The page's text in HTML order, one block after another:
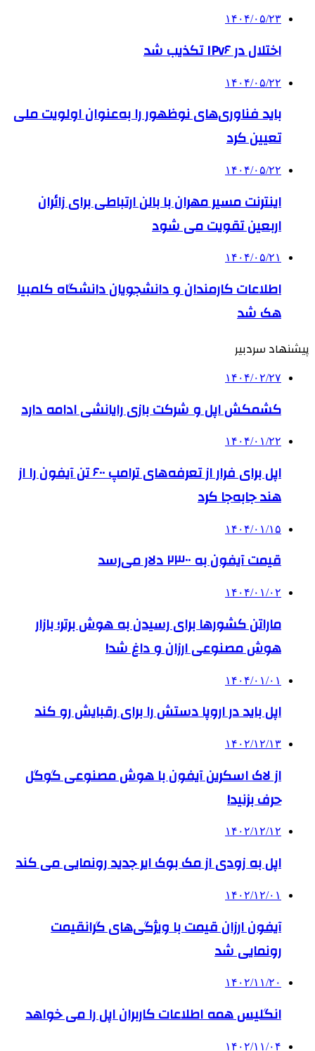
۱۴۰۴/۰۵/۲۳
اختلال در IPv۶ تکذیب شد
۱۴۰۴/۰۵/۲۲
باید فناوری‌های نوظهور را به‌عنوان اولویت ملی
تعیین کرد
۱۴۰۴/۰۵/۲۲
اینترنت مسیر مهران با بالن ارتباطی برای زائران
اربعین تقویت می شود
۱۴۰۴/۰۵/۲۱
اطلاعات کارمندان و دانشجویان دانشگاه کلمبیا
هک شد
پیشنهاد سردبیر
۱۴۰۴/۰۲/۲۷
کشمکش اپل و شرکت بازی رایانشی ادامه دارد
۱۴۰۴/۰۱/۲۲
اپل برای فرار از تعرفه‌های ترامپ ۶۰۰ تن آیفون را از
هند جابه‌جا کرد
۱۴۰۴/۰۱/۱۵
قیمت آیفون به ۲۳۰۰ دلار می‌رسد
۱۴۰۴/۰۱/۰۲
ماراتن کشورها برای رسیدن به هوش برتر؛ بازار
هوش مصنوعی ارزان و داغ شد!
۱۴۰۴/۰۱/۰۱
اپل باید در اروپا دستش را برای رقبایش رو کند
۱۴۰۲/۱۲/۱۳
از لاک اسکرین آیفون با هوش مصنوعی گوگل
حرف بزنید!
۱۴۰۲/۱۲/۱۲
اپل به زودی از مک بوک ایر جدید رونمایی می کند
۱۴۰۲/۱۲/۰۱
آیفون ارزان قیمت با ویژگی‌های گرانقیمت
رونمایی شد
۱۴۰۲/۱۱/۲۰
انگلیس همه اطلاعات کاربران اپل را می خواهد
۱۴۰۲/۱۱/۰۴